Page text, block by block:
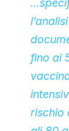
fino ai
rischio